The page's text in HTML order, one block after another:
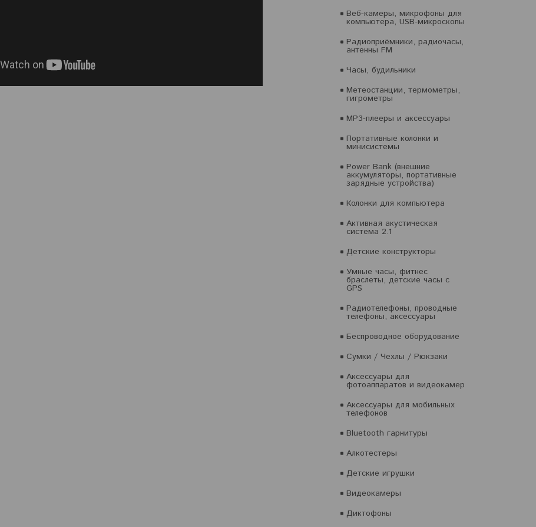
Веб-камеры, микрофоны для
компьютера, USB-микроскопы
Радиоприёмники, радиочасы,
антенны FM
Часы, будильники
Метеостанции, термометры,
гигрометры
MP3-плееры и аксессуары
Портативные колонки и
минисистемы
Power Bank (внешние
аккумуляторы, портативные
зарядные устройства)
Колонки для компьютера
Активная акустическая
система 2.1
Детские конструкторы
Умные часы, фитнес
браслеты, детские часы с
GPS
Радиотелефоны, проводные
телефоны, аксессуары
Беспроводное оборудование
Сумки / Чехлы / Рюкзаки
Аксессуары для
фотоаппаратов и видеокамер
Аксессуары для мобильных
телефонов
Bluetooth гарнитуры
Алкотестеры
Детские игрушки
Видеокамеры
Диктофоны